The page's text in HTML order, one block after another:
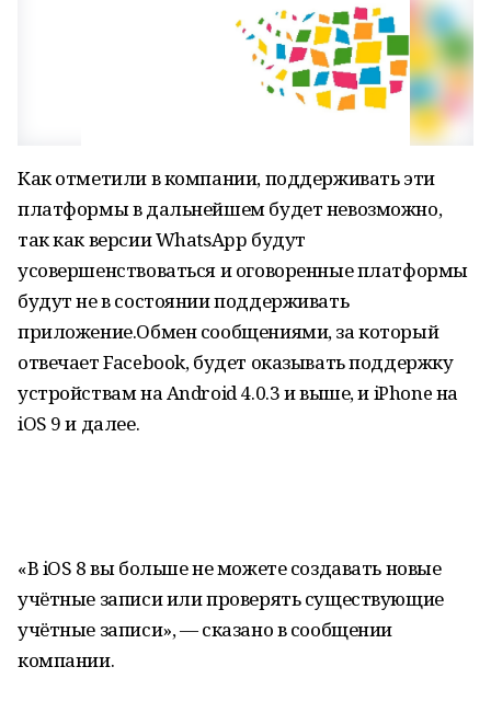
Как отметили в компании, поддерживать эти
платформы в дальнейшем будет невозможно,
так как версии WhatsApp будут
усовершенствоваться и оговоренные платформы
будут не в состоянии поддерживать
приложение.Обмен сообщениями, за который
отвечает Facebook, будет оказывать поддержку
устройствам на Android 4.0.3 и выше, и iPhone на
iOS 9 и далее.
«В iOS 8 вы больше не можете создавать новые
учётные записи или проверять существующие
учётные записи», — сказано в сообщении
компании.